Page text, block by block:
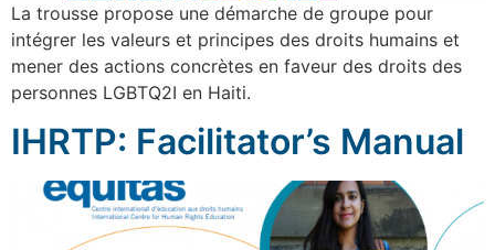
La trousse propose une démarche de groupe pour
intégrer les valeurs et principes des droits humains et
mener des actions concrètes en faveur des droits des
personnes LGBTQ2I en Haiti.
IHRTP: Facilitator’s Manual